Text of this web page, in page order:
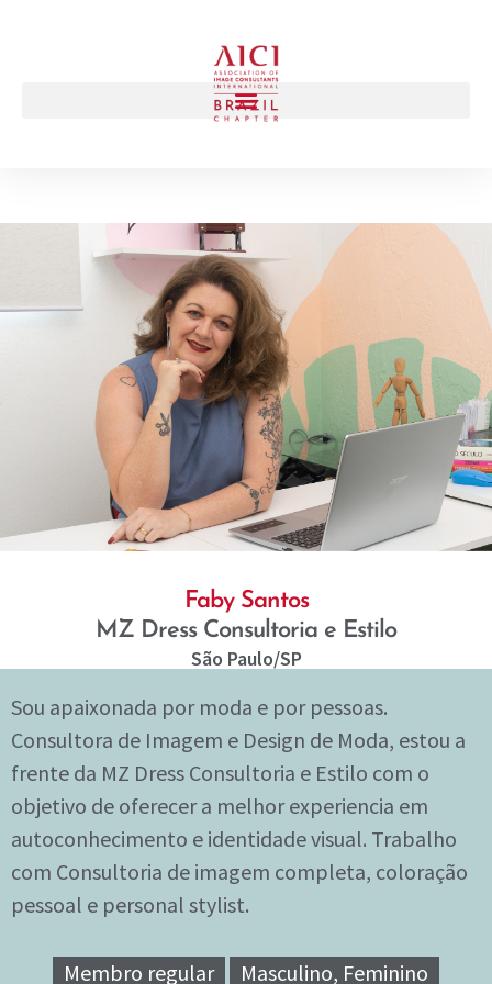
Faby Santos
MZ Dress Consultoria e Estilo
São Paulo/SP
Sou apaixonada por moda e por pessoas.
Consultora de Imagem e Design de Moda, estou a
frente da MZ Dress Consultoria e Estilo com o
objetivo de oferecer a melhor experiencia em
autoconhecimento e identidade visual. Trabalho
com Consultoria de imagem completa, coloração
pessoal e personal stylist.
Membro regular Masculino, Feminino